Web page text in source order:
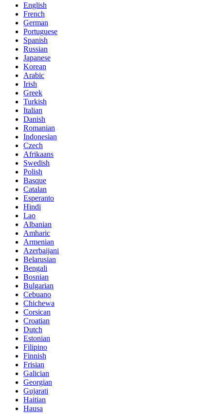
English
French
German
Portuguese
Spanish
Russian
Japanese
Korean
Arabic
Irish
Greek
Turkish
Italian
Danish
Romanian
Indonesian
Czech
Afrikaans
Swedish
Polish
Basque
Catalan
Esperanto
Hindi
Lao
Albanian
Amharic
Armenian
Azerbaijani
Belarusian
Bengali
Bosnian
Bulgarian
Cebuano
Chichewa
Corsican
Croatian
Dutch
Estonian
Filipino
Finnish
Frisian
Galician
Georgian
Gujarati
Haitian
Hausa